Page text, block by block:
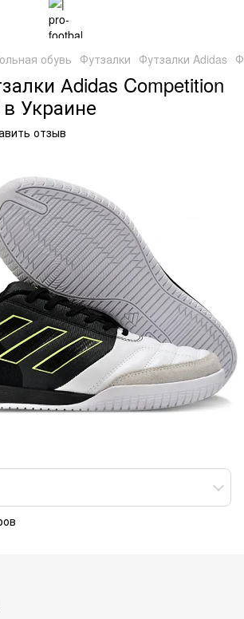
обувь Футзалки Футзалки Adidas
Аdidas Competition
Украине
отзыв